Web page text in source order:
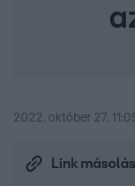
2022. október 27.
Link